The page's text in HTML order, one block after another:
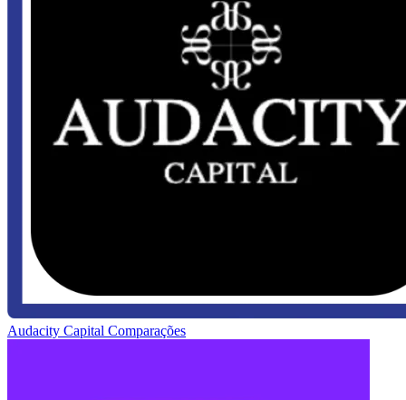
Audacity Capital Comparações